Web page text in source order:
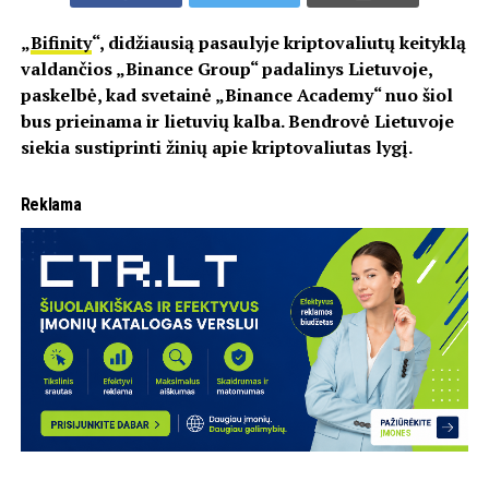
„Bifinity“, didžiausią pasaulyje kriptovaliutų keityklą
valdančios „Binance Group“ padalinys Lietuvoje,
paskelbė, kad svetainė „Binance Academy“ nuo šiol
bus prieinama ir lietuvių kalba. Bendrovė Lietuvoje
siekia sustiprinti žinių apie kriptovaliutas lygį.
Reklama